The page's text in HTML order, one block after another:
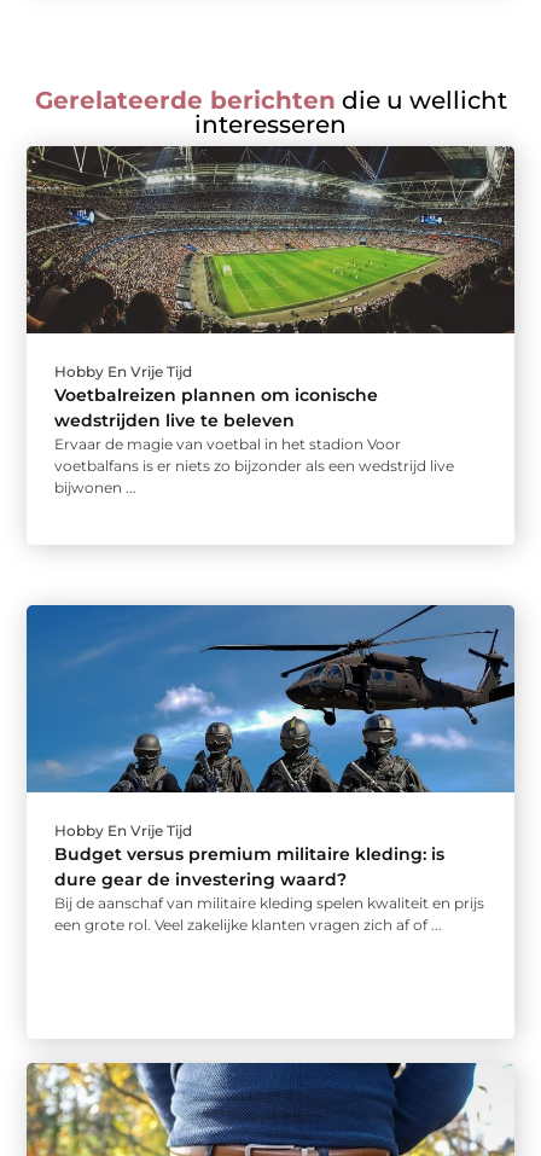
Gerelateerde berichten die u wellicht
interesseren
Hobby En Vrije Tijd
Voetbalreizen plannen om iconische
wedstrijden live te beleven
Ervaar de magie van voetbal in het stadion Voor
voetbalfans is er niets zo bijzonder als een wedstrijd live
bijwonen ...
Hobby En Vrije Tijd
Budget versus premium militaire kleding: is
dure gear de investering waard?
Bij de aanschaf van militaire kleding spelen kwaliteit en prijs
een grote rol. Veel zakelijke klanten vragen zich af of ...